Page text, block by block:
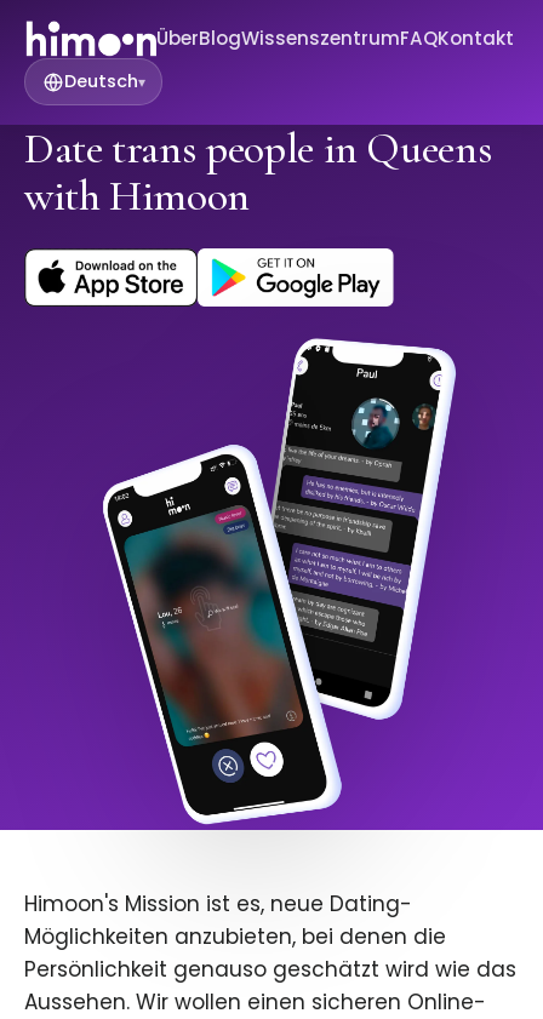
ÜberBlogWissenszentrumFAQKontakt
Deutsch▾
Date trans people in Queens
with Himoon
Himoon's Mission ist es, neue Dating-
Möglichkeiten anzubieten, bei denen die
Persönlichkeit genauso geschätzt wird wie das
Aussehen. Wir wollen einen sicheren Online-